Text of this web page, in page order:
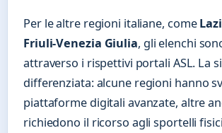
Per le altre regioni italiane, come
Friuli-Venezia Giulia, gli elenchi
attraverso i rispettivi portali ASL. La
differenziata: alcune regioni hanno
piattaforme digitali avanzate, altre
richiedono il ricorso agli sportelli